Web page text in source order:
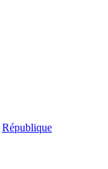
République